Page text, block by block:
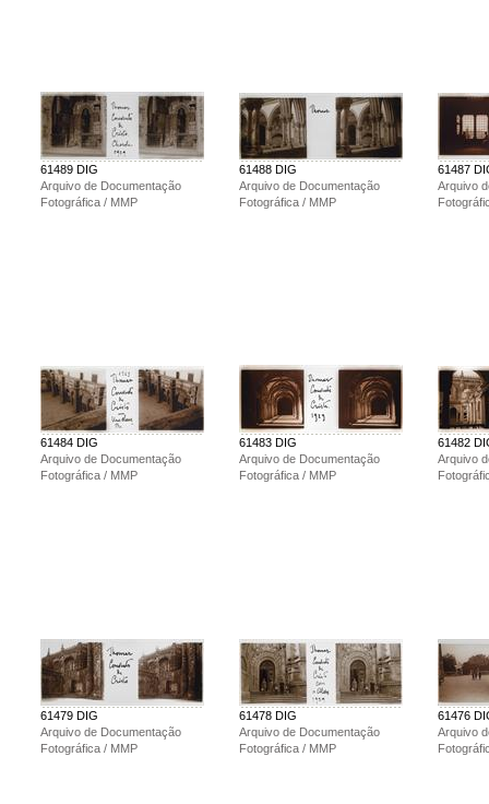
61489 DIG
Arquivo de Documentação
Fotográfica / MMP
61488 DIG
Arquivo de Documentação
Fotográfica / MMP
61487
Arquivo
61484 DIG
Arquivo de Documentação
Fotográfica / MMP
61483 DIG
Arquivo de Documentação
Fotográfica / MMP
61482
Arquivo
61479 DIG
Arquivo de Documentação
Fotográfica / MMP
61478 DIG
Arquivo de Documentação
Fotográfica / MMP
61476
Arquivo